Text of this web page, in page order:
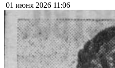
01 июня 2026 11:06